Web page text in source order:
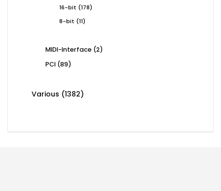
16-bit 178178
8-bit
1111
MIDI-Interface 22
PCI 8989
Various 13821382